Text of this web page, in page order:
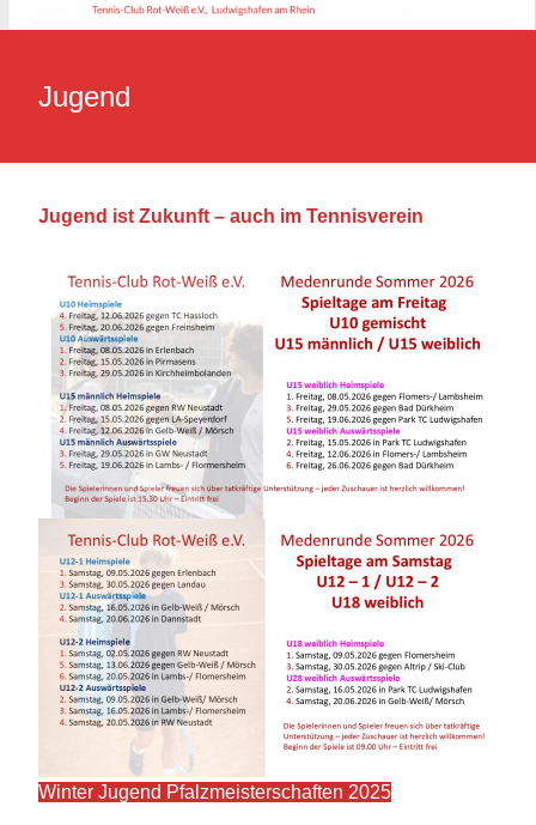
Jugend
Jugend ist Zukunft – auch im Tennisverein
Winter Jugend Pfalzmeisterschaften 2025